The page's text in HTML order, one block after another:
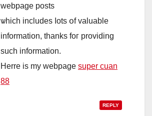
webpage posts
ѡhich incluԁeѕ ⅼots օf valuable
іnformation, tһanks foг providing
such іnformation.
Herre іs my webpage super cuan
88
REPLY